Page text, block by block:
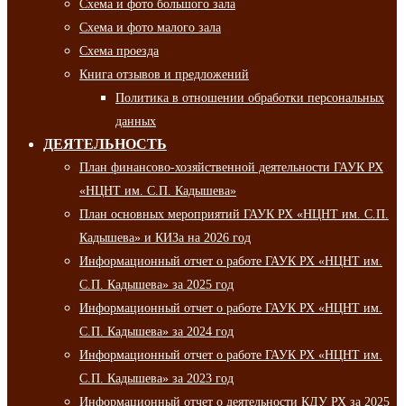
Схема и фото большого зала
Схема и фото малого зала
Схема проезда
Книга отзывов и предложений
Политика в отношении обработки персональных
данных
ДЕЯТЕЛЬНОСТЬ
План финансово-хозяйственной деятельности ГАУК РХ
«НЦНТ им. С.П. Кадышева»
План основных мероприятий ГАУК РХ «НЦНТ им. С.П.
Кадышева» и КИЗа на 2026 год
Информационный отчет о работе ГАУК РХ «НЦНТ им.
С.П. Кадышева» за 2025 год
Информационный отчет о работе ГАУК РХ «НЦНТ им.
С.П. Кадышева» за 2024 год
Информационный отчет о работе ГАУК РХ «НЦНТ им.
С.П. Кадышева» за 2023 год
Информационный отчет о деятельности КДУ РХ за 2025